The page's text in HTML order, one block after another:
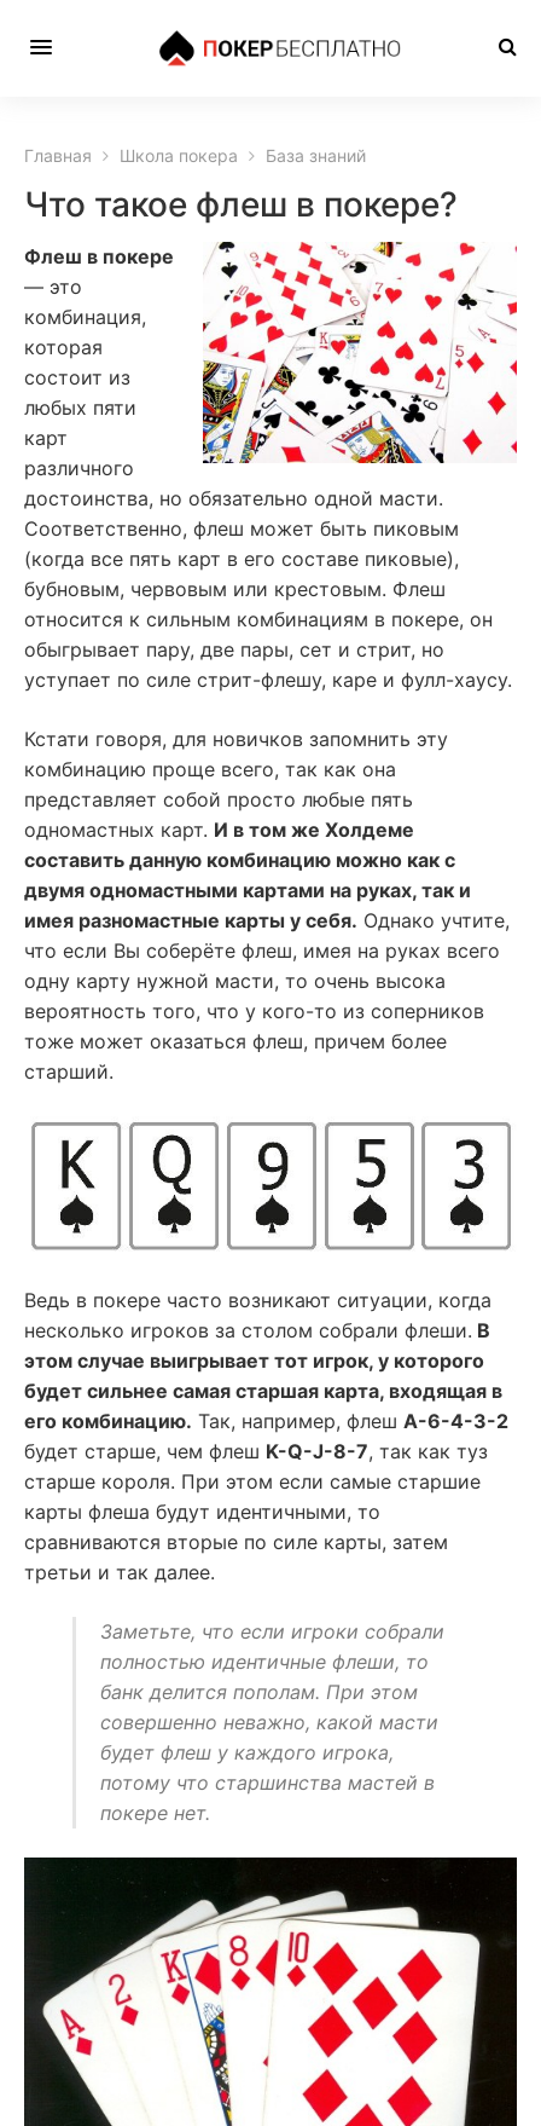
Главная Школа покера База знаний
Что такое флеш в покере?
Флеш в покере
— это
комбинация,
которая
состоит из
любых пяти
карт
различного
достоинства, но обязательно одной масти.
Соответственно, флеш может быть пиковым
(когда все пять карт в его составе пиковые),
бубновым, червовым или крестовым. Флеш
относится к сильным комбинациям в покере, он
обыгрывает пару, две пары, сет и стрит, но
уступает по силе стрит-флешу, каре и фулл-хаусу.
Кстати говоря, для новичков запомнить эту
комбинацию проще всего, так как она
представляет собой просто любые пять
одномастных карт. И в том же Холдеме
составить данную комбинацию можно как с
двумя одномастными картами на руках, так и
имея разномастные карты у себя. Однако учтите,
что если Вы соберёте флеш, имея на руках всего
одну карту нужной масти, то очень высока
вероятность того, что у кого-то из соперников
тоже может оказаться флеш, причем более
старший.
Ведь в покере часто возникают ситуации, когда
несколько игроков за столом собрали флеши. В
этом случае выигрывает тот игрок, у которого
будет сильнее самая старшая карта, входящая в
его комбинацию. Так, например, флеш A-6-4-3-2
будет старше, чем флеш K-Q-J-8-7, так как туз
старше короля. При этом если самые старшие
карты флеша будут идентичными, то
сравниваются вторые по силе карты, затем
третьи и так далее.
Заметьте, что если игроки собрали
полностью идентичные флеши, то
банк делится пополам. При этом
совершенно неважно, какой масти
будет флеш у каждого игрока,
потому что старшинства мастей в
покере нет.